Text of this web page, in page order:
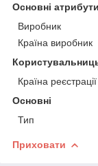
Основні атрибути
Виробник
Країна виробник
Країна реєстрації
Основні
Тип
Приховати